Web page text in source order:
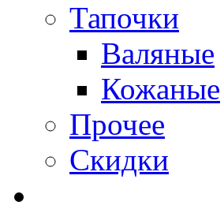
Тапочки
Валяные
Кожаные
Прочее
Скидки